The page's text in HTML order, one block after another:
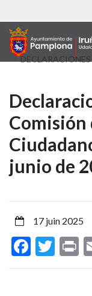
au
contenu
principal
en
la
de
Asuntos
Comisión
junio de
17 juin 2025